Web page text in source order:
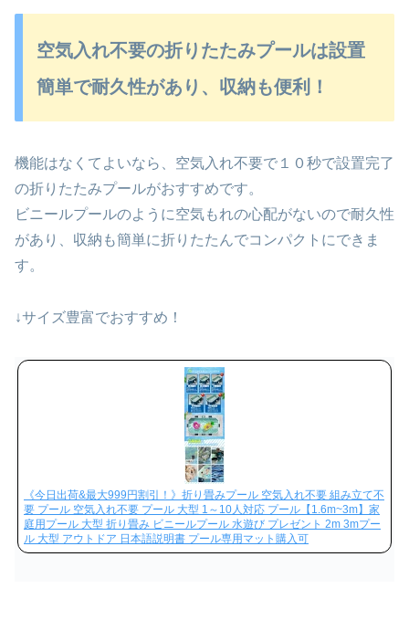
空気入れ不要の折りたたみプールは設置
簡単で耐久性があり、収納も便利！
機能はなくてよいなら、空気入れ不要で１０秒で設置完了
の折りたたみプールがおすすめです。
ビニールプールのように空気もれの心配がないので耐久性
があり、収納も簡単に折りたたんでコンパクトにできま
す。
↓サイズ豊富でおすすめ！
《今日出荷&最大999円割引！》折り畳みプール 空気入れ不要 組み立て不
要 プール 空気入れ不要 プール 大型 1～10人対応 プール【1.6m~3m】家
庭用プール 大型 折り畳み ビニールプール 水遊び プレゼント 2m 3mプー
ル 大型 アウトドア 日本語説明書 プール専用マット購入可